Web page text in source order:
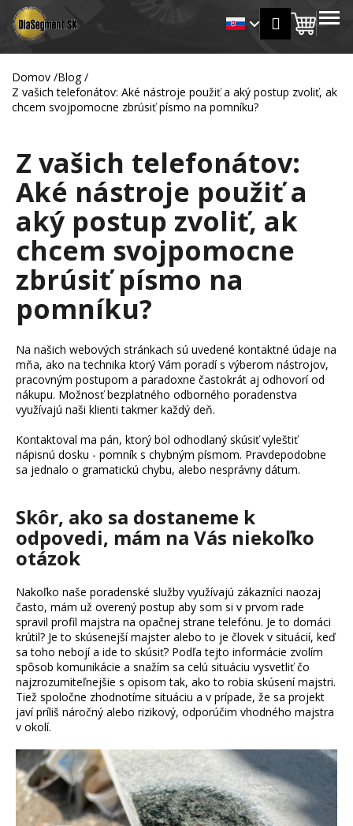
Prejsť
obsah
košík
MENU
Domov /Blog /
Z vašich telefonátov: Aké nástroje použiť a aký postup zvoliť, ak
chcem svojpomocne zbrúsiť písmo na pomníku?
Z vašich telefonátov:
Aké nástroje použiť a
aký postup zvoliť, ak
chcem svojpomocne
zbrúsiť písmo na
pomníku?
Na našich webových stránkach sú uvedené kontaktné údaje na
mňa, ako na technika ktorý Vám poradí s výberom nástrojov,
pracovným postupom a paradoxne častokrát aj odhovorí od
nákupu. Možnosť bezplatného odborného poradenstva
využívajú naši klienti takmer každý deň.
Kontaktoval ma pán, ktorý bol odhodlaný skúsiť vyleštiť
nápisnú dosku - pomník s chybným písmom. Pravdepodobne
sa jednalo o gramatickú chybu, alebo nesprávny dátum.
Skôr, ako sa dostaneme k
odpovedi, mám na Vás niekoľko
otázok
Nakoľko naše poradenské služby využívajú zákazníci naozaj
často, mám už overený postup aby som si v prvom rade
spravil profil majstra na opačnej strane telefónu. Je to domáci
krútil? Je to skúsenejší majster alebo to je človek v situácií, keď
sa toho nebojí a ide to skúsiť? Podľa tejto informácie zvolím
spôsob komunikácie a snažím sa celú situáciu vysvetliť čo
najzrozumiteľnejšie s opisom tak, ako to robia skúsení majstri.
Tiež spoločne zhodnotíme situáciu a v prípade, že sa projekt
javí príliš náročný alebo rizikový, odporúčim vhodného majstra
v okolí.
š
Späť
Späť
Č
o
o
t
r
e
b
u
j
e
t
e
n
á
j
s
ť
?
Hľadať
d
p
o
r
ú
č
a
m
e